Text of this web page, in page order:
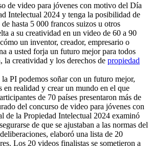
de video para jóvenes con motivo del Día
Intelectual 2024 y tenga la posibilidad de
hasta 5 000 francos suizos u otros
a su creatividad en un video de 60 a 90
un inventor, creador, empresario o
a usted forja un futuro mejor para todos
la creatividad y los derechos de propiedad
PI podemos soñar con un futuro mejor,
en realidad y crear un mundo en el que
de 70 países presentaron más de
del concurso de video para jóvenes con
de la Propiedad Intelectual 2024 examinó
de que se ajustaban a las normas del
elaboró una lista de 20
Los 20 videos finalistas se sometieron a